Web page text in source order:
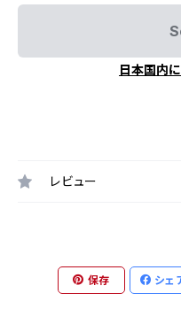
日本国内
レビュー
保存 シェ